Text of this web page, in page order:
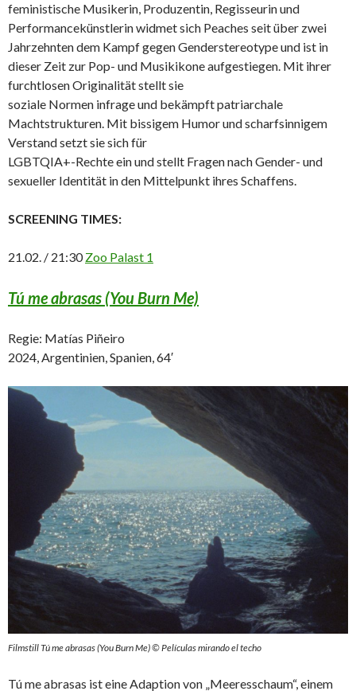
feministische Musikerin, Produzentin, Regisseurin und
Performancekünstlerin widmet sich Peaches seit über zwei
Jahrzehnten dem Kampf gegen Genderstereotype und ist in
dieser Zeit zur Pop- und Musikikone aufgestiegen. Mit ihrer
furchtlosen Originalität stellt sie
soziale Normen infrage und bekämpft patriarchale
Machtstrukturen. Mit bissigem Humor und scharfsinnigem
Verstand setzt sie sich für
LGBTQIA+-Rechte ein und stellt Fragen nach Gender- und
sexueller Identität in den Mittelpunkt ihres Schaffens.
SCREENING TIMES:
21.02. / 21:30Zoo Palast 1
Tú me abrasas (You Burn Me)
Regie: Matías Piñeiro
2024, Argentinien, Spanien, 64′
Filmstill Tú me abrasas (You Burn Me) © Películas mirando el techo
Tú me abrasas ist eine Adaption von „Meeresschaum“, einem